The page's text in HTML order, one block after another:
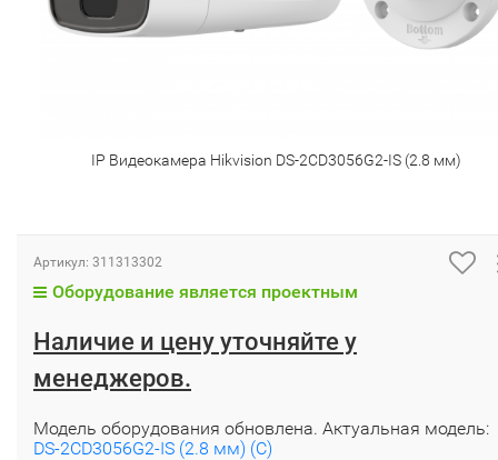
IP Видеокамера Hikvision DS-2CD3056G2-IS (2.8 мм)
Артикул: 311313302
Оборудование является проектным
Наличие и цену уточняйте у
менеджеров.
Модель оборудования обновлена. Актуальная модель:
DS-2CD3056G2-IS (2.8 мм) (C)